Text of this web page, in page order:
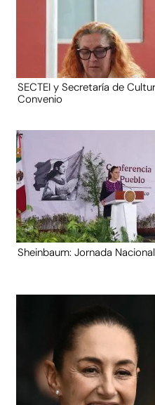
SECTEI y Secretaría de
Convenio
Sheinbaum: Jornada